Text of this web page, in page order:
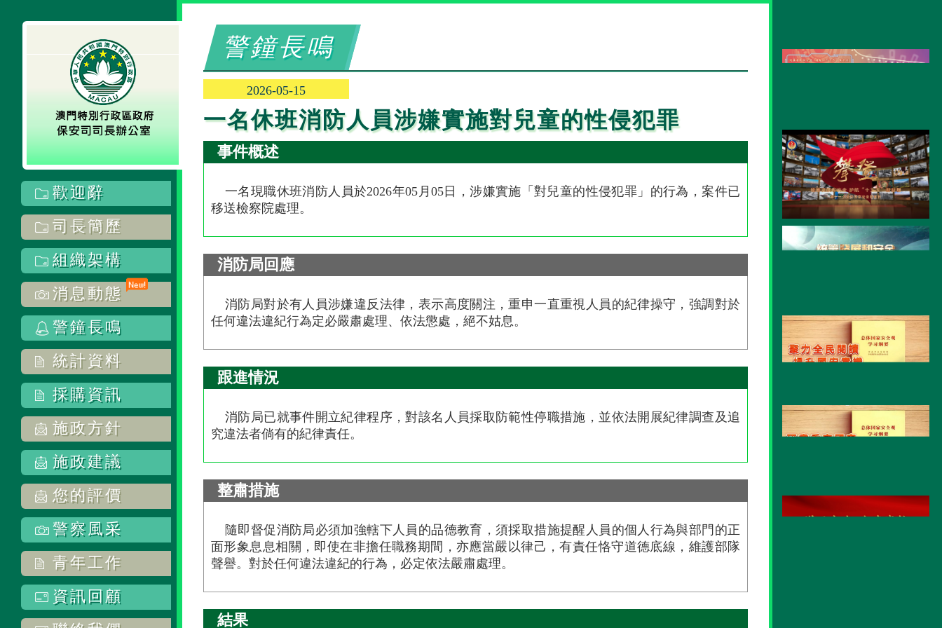
歡迎辭
司長簡歷
組織架構
消息動態
警鐘長鳴
統計資料
採購資訊
施政方針
施政建議
您的評價
警察風采
青年工作
資訊回顧
警鐘長鳴
2026-05-15
一名休班消防人員涉嫌實施對兒童的性侵犯罪
事件概述
一名現職休班消防人員於2026年05月05日，涉嫌實施「對兒童的性侵犯罪」的行為，案件已
移送檢察院處理。
消防局回應
消防局對於有人員涉嫌違反法律，表示高度關注，重申一直重視人員的紀律操守，強調對於
任何違法違紀行為定必嚴肅處理、依法懲處，絕不姑息。
跟進情況
消防局已就事件開立紀律程序，對該名人員採取防範性停職措施，並依法開展紀律調查及追
究違法者倘有的紀律責任。
整肅措施
隨即督促消防局必須加強轄下人員的品德教育，須採取措施提醒人員的個人行為與部門的正
面形象息息相關，即使在非擔任職務期間，亦應當嚴以律己，有責任恪守道德底線，維護部隊
聲譽。對於任何違法違紀的行為，必定依法嚴肅處理。
結果